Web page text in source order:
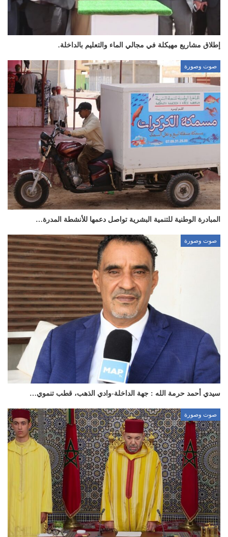
إطلاق مشاريع مهيكلة في مجالي الماء والتعليم بالداخلة.
صوت وصورة
المبادرة الوطنية للتنمية البشرية تواصل دعمها للأنشطة المدرة…
صوت وصورة
سيدي أحمد حرمة الله : جهة الداخلة-وادي الذهب، قطب تنموي…
صوت وصورة